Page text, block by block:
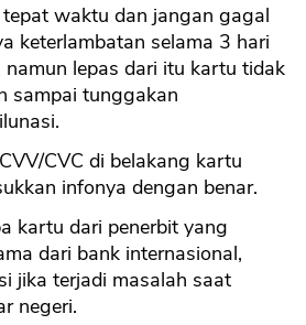
waktu dan jangan gagal
keterlambatan selama 3 hari
namun lepas dari itu kartu tidak
sampai tunggakan
CVC di belakang kartu
infonya dengan benar.
kartu dari penerbit yang
dari bank internasional,
jika terjadi masalah saat
negeri.